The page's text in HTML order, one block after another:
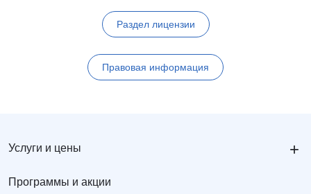
Раздел лицензии
Правовая информация
Услуги и цены +
Программы и акции